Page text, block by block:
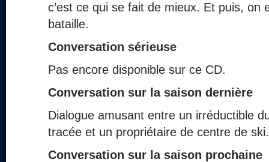
c’est ce qui se fait de mieux. Et puis, on
bataille.
Conversation sérieuse
Pas encore disponible sur ce CD.
Conversation sur la saison dernière
Dialogue amusant entre un irréductible
tracée et un propriétaire de centre de ski.
Conversation sur la saison prochaine